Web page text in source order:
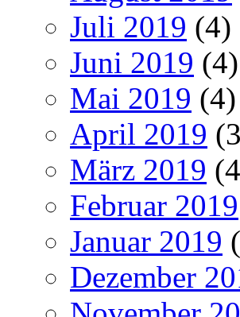
Juli 2019 (4)
Juni 2019 (4)
Mai 2019 (4)
April 2019
März 2019
Februar 2019
Januar 2019
Dezember